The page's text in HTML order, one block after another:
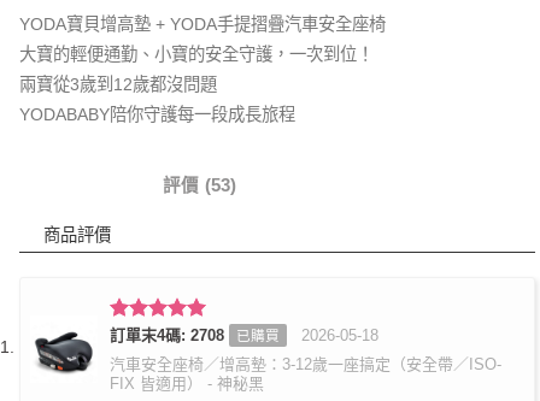
YODA寶貝增高墊 + YODA手提摺疊汽車安全座椅
大寶的輕便通勤、小寶的安全守護，一次到位！
兩寶從3歲到12歲都沒問題
YODABABY陪你守護每一段成長旅程
評價 (53)
商品評價
評分5滿
分 5
訂單末4碼: 2708 已購買
2026-05-18
汽車安全座椅／增高墊：3-12歲一座搞定（安全帶／ISO-
FIX 皆適用） - 神秘黑